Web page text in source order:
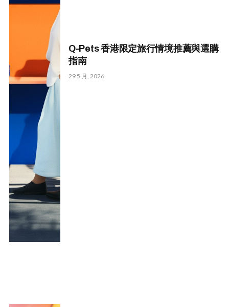
Q-Pets 香港限定旅行情境推薦與選購
指南
29 5 月, 2026